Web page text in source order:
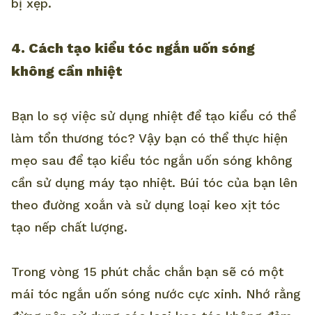
bị xẹp.
4. Cách tạo kiểu tóc ngắn uốn sóng
không cần nhiệt
Bạn lo sợ việc sử dụng nhiệt để tạo kiểu có thể
làm tổn thương tóc? Vậy bạn có thể thực hiện
mẹo sau để tạo kiểu tóc ngắn uốn sóng không
cần sử dụng máy tạo nhiệt. Búi tóc của bạn lên
theo đường xoắn và sử dụng loại keo xịt tóc
tạo nếp chất lượng.
Trong vòng 15 phút chắc chắn bạn sẽ có một
mái tóc ngắn uốn sóng nước cực xinh. Nhớ rằng